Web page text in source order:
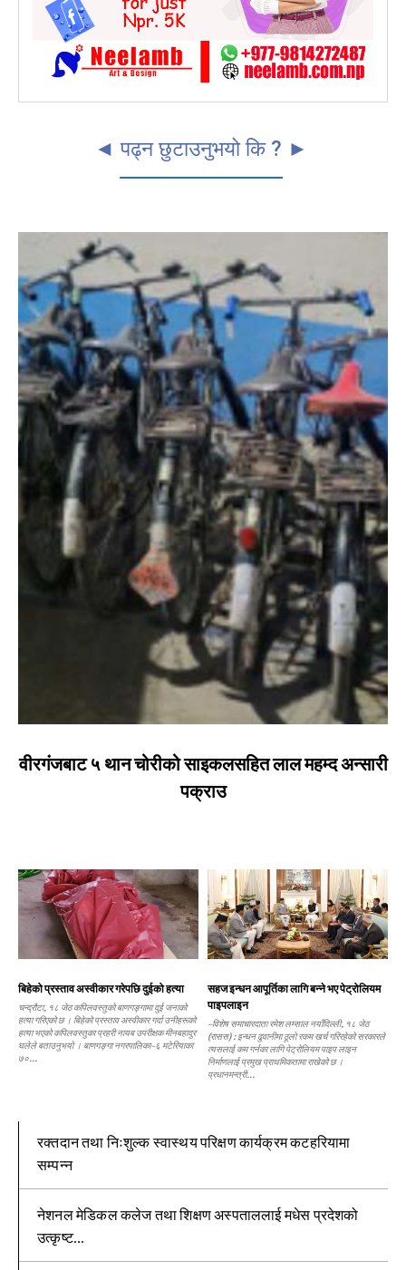
◄ पढ्न छुटाउनुभयो कि ? ►
वीरगंजबाट ५ थान चोरीको साइकलसहित लाल महम्द अन्सारी
पक्राउ
बिहेको प्रस्ताव अस्वीकार गरेपछि दुईको हत्या
चन्द्रौटा, १८ जेठ कपिलवस्तुको बाणगङ्गामा दुई जनाको
हत्या गरिएको छ । बिहेको प्रस्ताव अस्वीकार गर्दा उनीहरूको
हत्या भएको कपिलवस्तुका प्रहरी नायब उपरीक्षक मीनबहादुर
घलेले बताउनुभयो । बाणगङ्गा नगरपालिका–६ मटेरियाका
७०...
सहज इन्धन आपूर्तिका लागि बन्ने भए पेट्रोलियम
पाइपलाइन
–विशेष समाचारदाता रमेश लम्साल नयाँदिल्ली, १८ जेठ
(रासस) : इन्धन ढुवानीमा ठूलो रकम खर्च गरिरहेको सरकारले
त्यसलाई कम गर्नका लागि पेट्रोलियम पाइप लाइन
निर्माणलाई प्रमुख प्राथमिकतामा राखेको छ ।
प्रधानमन्त्री...
रक्तदान तथा निःशुल्क स्वास्थय परिक्षण कार्यक्रम कटहरियामा
सम्पन्न
नेशनल मेडिकल कलेज तथा शिक्षण अस्पताललाई मधेस प्रदेशको
उत्कृष्ट...